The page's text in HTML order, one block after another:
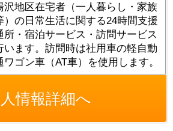
沢地区在宅者（一人暮らし・家族
）の日常生活に関する24時間支援
所・宿泊サービス・訪問サービス
います。訪問時は社用車の軽自動
ワゴン車（AT車）を使用します。
情報詳細へ